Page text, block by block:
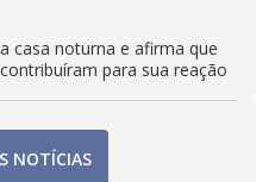
casa noturna e afirma que
para sua reação
NOTÍCIAS